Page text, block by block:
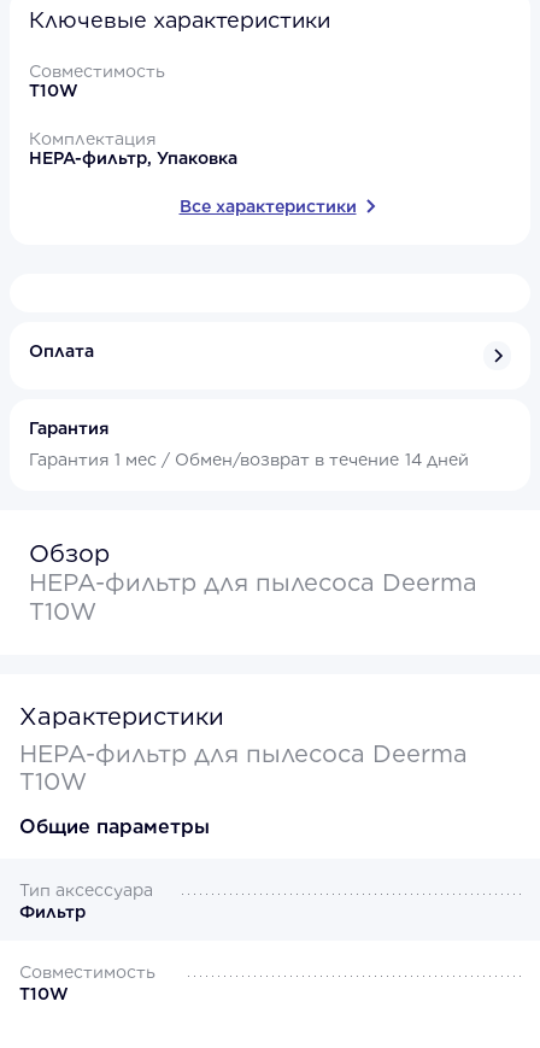
Ключевые характеристики
Совместимость
T10W
Комплектация
HEPA-фильтр, Упаковка
Все характеристики
Оплата
Гарантия
Гарантия 1 мес / Обмен/возврат в течение 14 дней
Обзор
HEPA-фильтр для пылесоса Deerma
T10W
Характеристики
HEPA-фильтр для пылесоса Deerma
T10W
Общие параметры
Тип аксессуара
Фильтр
Совместимость
T10W